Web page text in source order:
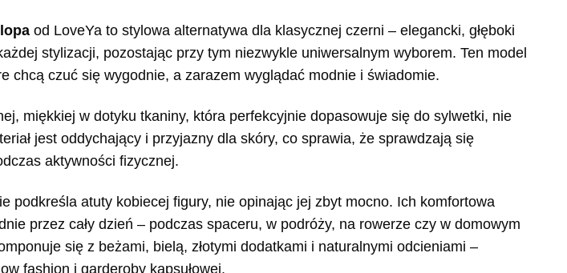
od LoveYa to stylowa alternatywa dla klasycznej czerni – elegancki, głęboki
stylizacji, pozostając przy tym niezwykle uniwersalnym wyborem. Ten model
chcą czuć się wygodnie, a zarazem wyglądać modnie i świadomie.
miękkiej w dotyku tkaniny, która perfekcyjnie dopasowuje się do sylwetki, nie
jest oddychający i przyjazny dla skóry, co sprawia, że sprawdzają się
aktywności fizycznej.
podkreśla atuty kobiecej figury, nie opinając jej zbyt mocno. Ich komfortowa
przez cały dzień – podczas spaceru, w podróży, na rowerze czy w domowym
się z beżami, bielą, złotymi dodatkami i naturalnymi odcieniami –
fashion i garderoby kapsułowej.